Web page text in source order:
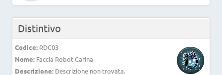
Distintivo
Codice: RDC03
Nome: Faccia Robot Carina
Descrizione: Descrizione non trovata.